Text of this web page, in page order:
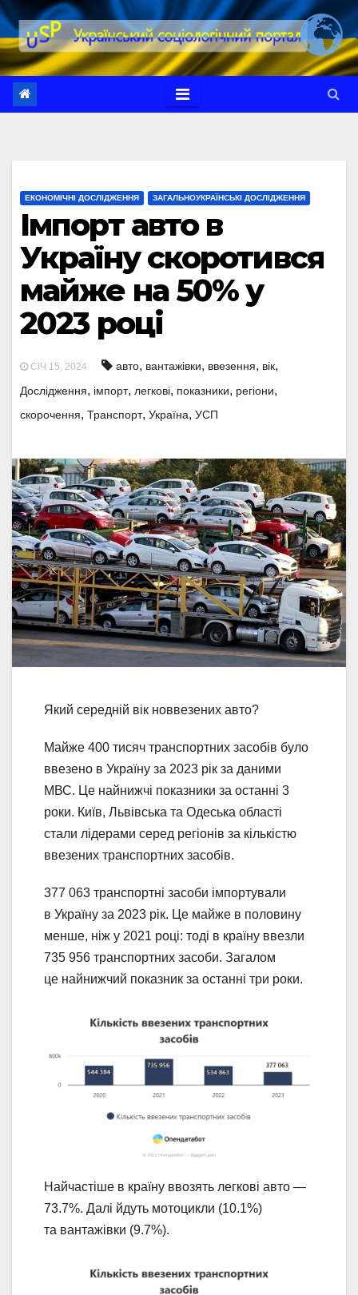
Перейти
до
вмісту
ЕКОНОМІЧНІ ДОСЛІДЖЕННЯ ЗАГАЛЬНОУКРАЇНСЬКІ ДОСЛІДЖЕННЯ
Імпорт авто в
Україну скоротився
майже на 50% у
2023 році
СІЧ 15, 2024 авто, вантажівки, ввезення, вік,
Дослідження, імпорт, легкові, показники, регіони,
скорочення, Транспорт, Україна, УСП
Який середній вік новвезених авто?
Майже 400 тисяч транспортних засобів було
ввезено в Україну за 2023 рік за даними
МВС. Це найнижчі показники за останні 3
роки. Київ, Львівська та Одеська області
стали лідерами серед регіонів за кількістю
ввезених транспортних засобів.
377 063 транспортні засоби імпортували
в Україну за 2023 рік. Це майже в половину
менше, ніж у 2021 році: тоді в країну ввезли
735 956 транспортних засоби. Загалом
це найнижчий показник за останні три роки.
Найчастіше в країну ввозять легкові авто —
73.7%. Далі йдуть мотоцикли (10.1%)
та вантажівки (9.7%).